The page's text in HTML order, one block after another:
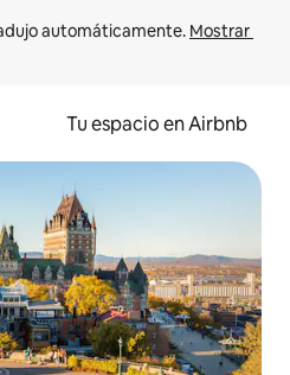
automáticamente. Mostrar
Tu espacio en Airbnb